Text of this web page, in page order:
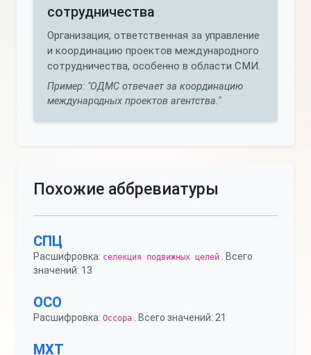
сотрудничества
Организация, ответственная за управление
и координацию проектов международного
сотрудничества, особенно в области СМИ.
Пример: "ОДМС отвечает за координацию
международных проектов агентства."
Похожие аббревиатуры
СПЦ
Расшифровка: селекция подвижных целей . Всего
значений: 13
ОСО
Расшифровка: Оссора . Всего значений: 21
МХТ